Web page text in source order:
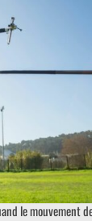
le mouvement